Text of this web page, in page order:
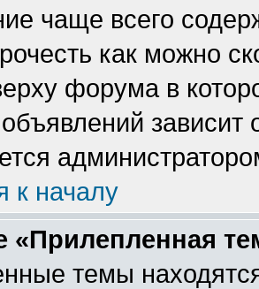
чаще всего
как можно
форума в
зависит
к началу
«Прилепленная
темы